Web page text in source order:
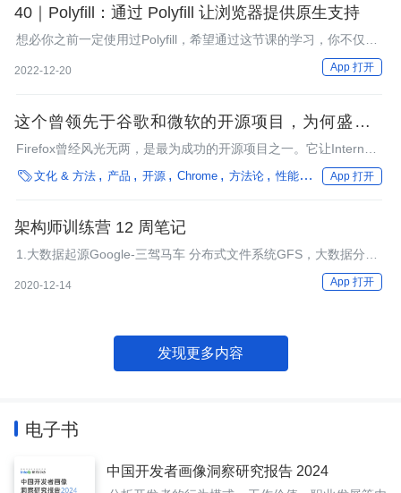
40｜Polyfill：通过 Polyfill 让浏览器提供原生支持
想必你之前一定使用过Polyfill，希望通过这节课的学习，你不仅会
2022-12-20 App 打开
这个曾领先于谷歌和微软的开源项目，为何盛极而
衰？
Firefox曾经风光无两，是最为成功的开源项目之一。它让Internet
Explorer的主导地位首次受到挑战，而Google Chrome那会的地位
也只是“others”。
文化 & 方法 产品 开源 Chrome 方法论 性能优化 编程语言
App 打开
架构师训练营 12 周笔记
1.大数据起源Google-三驾马车 分布式文件系统GFS，大数据分布
2020-12-14 App 打开
发现更多内容
电子书
中国开发者画像洞察研究报告 2024